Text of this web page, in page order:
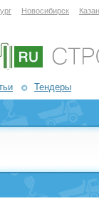
Новосибирск
Тендеры